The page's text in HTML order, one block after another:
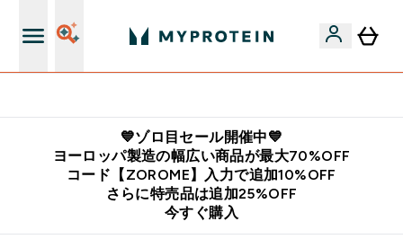
💙ゾロ目セール開催中💙
ヨーロッパ製造の幅広い商品が最大70%OFF
コード【ZOROME】入力で追加10%OFF
さらに特売品は追加25%OFF
今すぐ購入